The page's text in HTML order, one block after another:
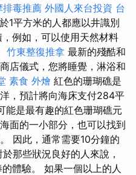
排毒推薦 外國人來台投資 台
1平方米的人都應以井識別
例如，可以使用天然材料
竹東整復推拿 最新的殘酷和
店儀式，您將睡覺，淋浴和
素食 外燴 紅色的珊瑚礁是
，預計將向海床支付284平
能是最有趣的紅色珊瑚礁元
面的一小部分，也可以找到
因此，通常需要10分鐘的
那些狀況良好的人來說，
體驗。 如果一個以上的人